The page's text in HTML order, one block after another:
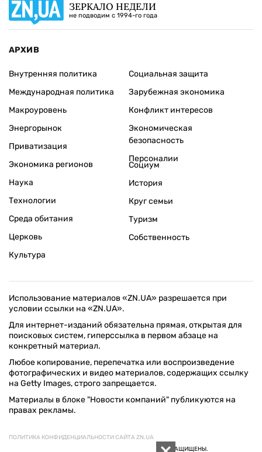
ЗЕРКАЛО НЕДЕЛИ
не подводим с 1994-го года
АРХИВ
Внутренняя политика
Международная политика
Макроуровень
Энергорынок
Приватизация
Экономика регионов
Социальная защита
Зарубежная экономика
Конфликт интересов
Экономическая
безопасность
Персоналии
Наука
Технологии
Среда обитания
Церковь
Культура
Социум
История
Круг семьи
Туризм
Собственность
Использование материалов «ZN.UA» разрешается при
условии ссылки на «ZN.UA».
Для интернет-изданий обязательна прямая, открытая для
поисковых систем, гиперссылка в первом абзаце на
конкретный материал.
Любое копирование, перепечатка или воспроизведение
фотографических и видео материалов, содержащих ссылку
на Getty Images, строго запрещается.
Материалы в блоке "Новости компаний" публикуются на
правах рекламы.
ПОЛИТИКА КОНФИДЕНЦИАЛЬНОСТИ САЙТА ZN.UA
© 1994–2026 «ЗЕРКАЛО НЕДЕЛИ. УКРАИНА». ВСЕ ПРАВА ЗАЩИЩЕНЫ.